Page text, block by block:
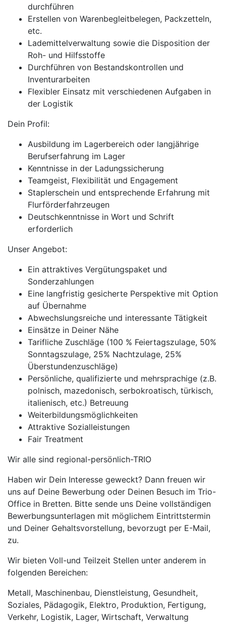
durchführen
Erstellen von Warenbegleitbelegen, Packzetteln,
etc.
Lademittelverwaltung sowie die Disposition der
Roh- und Hilfsstoffe
Durchführen von Bestandskontrollen und
Inventurarbeiten
Flexibler Einsatz mit verschiedenen Aufgaben in
der Logistik
Dein Profil:
Ausbildung im Lagerbereich oder langjährige
Berufserfahrung im Lager
Kenntnisse in der Ladungssicherung
Teamgeist, Flexibilität und Engagement
Staplerschein und entsprechende Erfahrung mit
Flurförderfahrzeugen
Deutschkenntnisse in Wort und Schrift
erforderlich
Unser Angebot:
Ein attraktives Vergütungspaket und
Sonderzahlungen
Eine langfristig gesicherte Perspektive mit Option
auf Übernahme
Abwechslungsreiche und interessante Tätigkeit
Einsätze in Deiner Nähe
Tarifliche Zuschläge (100 % Feiertagszulage, 50%
Sonntagszulage, 25% Nachtzulage, 25%
Überstundenzuschläge)
Persönliche, qualifizierte und mehrsprachige (z.B.
polnisch, mazedonisch, serbokroatisch, türkisch,
italienisch, etc.) Betreuung
Weiterbildungsmöglichkeiten
Attraktive Sozialleistungen
Fair Treatment
Wir alle sind regional-persönlich-TRIO
Haben wir Dein Interesse geweckt? Dann freuen wir
uns auf Deine Bewerbung oder Deinen Besuch im Trio-
Office in Bretten. Bitte sende uns Deine vollständigen
Bewerbungsunterlagen mit möglichem Eintrittstermin
und Deiner Gehaltsvorstellung, bevorzugt per E-Mail,
zu.
Wir bieten Voll-und Teilzeit Stellen unter anderem in
folgenden Bereichen:
Metall, Maschinenbau, Dienstleistung, Gesundheit,
Soziales, Pädagogik, Elektro, Produktion, Fertigung,
Verkehr, Logistik, Lager, Wirtschaft, Verwaltung